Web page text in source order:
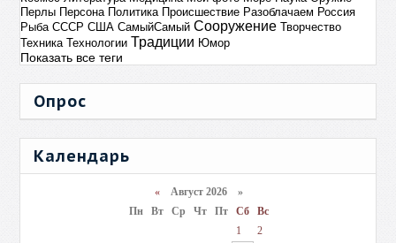
Перлы Персона Политика Происшествие Разоблачаем Россия
Рыба СССР США СамыйСамый Сооружение Творчество
Техника Технологии Традиции Юмор
Показать все теги
Опрос
Календарь
«Август 2026 »
Пн
Вт Ср Чт Пт Сб
Вс
1
2